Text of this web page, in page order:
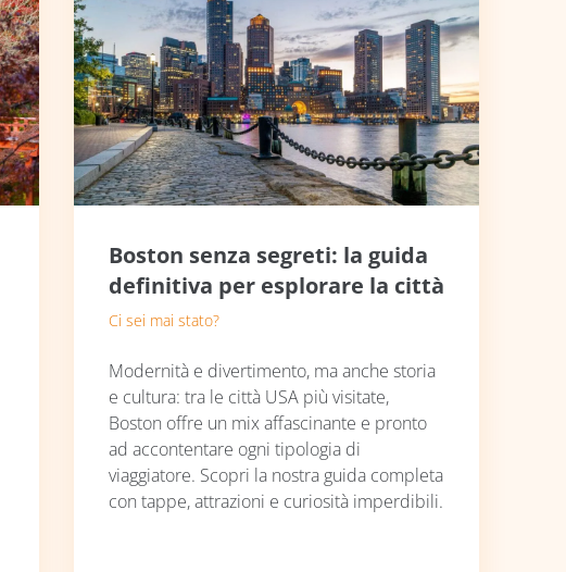
Boston senza segreti: la guida
definitiva per esplorare la città
Ci sei mai stato?
Modernità e divertimento, ma anche storia
e cultura: tra le città USA più visitate,
Boston offre un mix affascinante e pronto
ad accontentare ogni tipologia di
viaggiatore. Scopri la nostra guida completa
con tappe, attrazioni e curiosità imperdibili.